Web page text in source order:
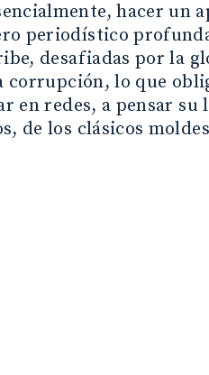
hacer
periodístico
desafiadas por la
corrupción, lo que
en redes, a pensar su
de los clásicos